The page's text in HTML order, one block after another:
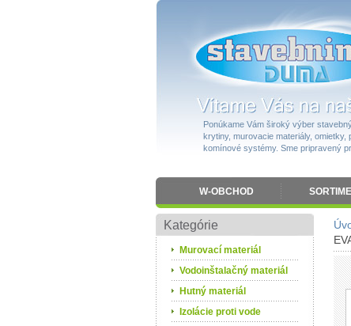
Ponúkame Vám široký výber
krytiny, murovacie materiály, omietky,
komínové systémy. Sme pripravený
W-OBCHOD
Kategórie
Murovací materiál
Vodoinštalačný materiál
Hutný materiál
Izolácie proti vode